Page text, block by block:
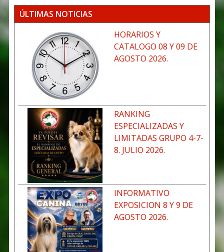
ÚLTIMAS NOTICIAS
HORARIOS Y
CATALOGO 08 Y 09 DE
AGOSTO 2026.
RANKING
ESPECIALIZADAS Y
LIMITADAS GRUPO 4-7-
8. JULIO 2026.
INFORMATIVO
EXPOSICION 8 Y 9 DE
AGOSTO 2026.